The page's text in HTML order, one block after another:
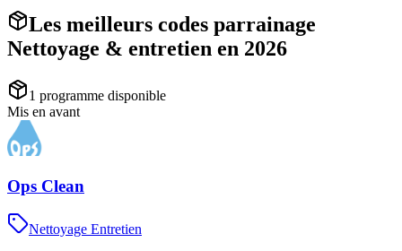
Les meilleurs codes parrainage
Nettoyage & entretien en 2026
1 programme disponible
Mis en avant
Ops Clean
Nettoyage Entretien